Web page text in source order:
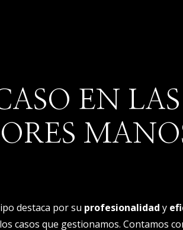
EN LAS
destaca por su profesionalidad y
casos que gestionamos. Contamos